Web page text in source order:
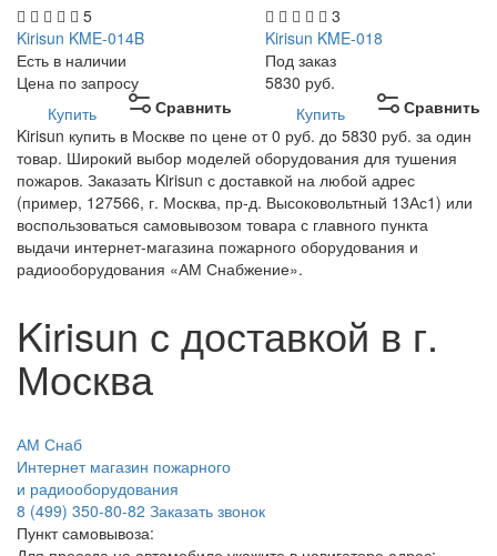
5
Kirisun KME-014B
Есть в наличии
Цена по запросу
Сравнить
Купить
3
Kirisun KME-018
Под заказ
5830 руб.
Сравнить
Купить
Kirisun купить в Москве по цене от 0 руб. до 5830 руб. за один
товар. Широкий выбор моделей оборудования для тушения
пожаров. Заказать Kirisun с доставкой на любой адрес
(пример, 127566, г. Москва, пр-д. Высоковольтный 13Ас1) или
воспользоваться самовывозом товара с главного пункта
выдачи интернет-магазина пожарного оборудования и
радиооборудования «АМ Снабжение».
Kirisun с доставкой в г.
Москва
АМ Снаб
Интернет магазин пожарного
и радиооборудования
8 (499) 350-80-82 Заказать звонок
Пункт самовывоза: